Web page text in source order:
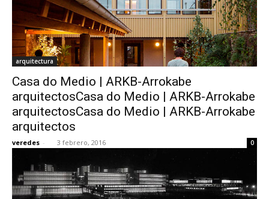
arquitectura
Casa do Medio | ARKB-Arrokabe
arquitectosCasa do Medio | ARKB-Arrokabe
arquitectosCasa do Medio | ARKB-Arrokabe
arquitectos
veredes - 3 febrero, 2016 0